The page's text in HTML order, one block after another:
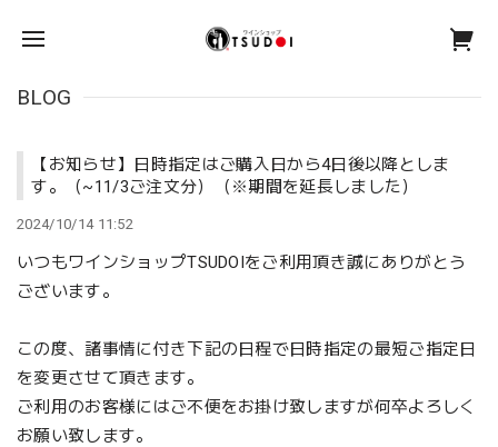
BLOG
【お知らせ】日時指定はご購入日から4日後以降としま
す。（~11/3ご注文分）（※期間を延長しました）
2024/10/14 11:52
いつもワインショップTSUDOIをご利用頂き誠にありがとう
ございます。
この度、諸事情に付き下記の日程で日時指定の最短ご指定日
を変更させて頂きます。
ご利用のお客様にはご不便をお掛け致しますが何卒よろしく
お願い致します。